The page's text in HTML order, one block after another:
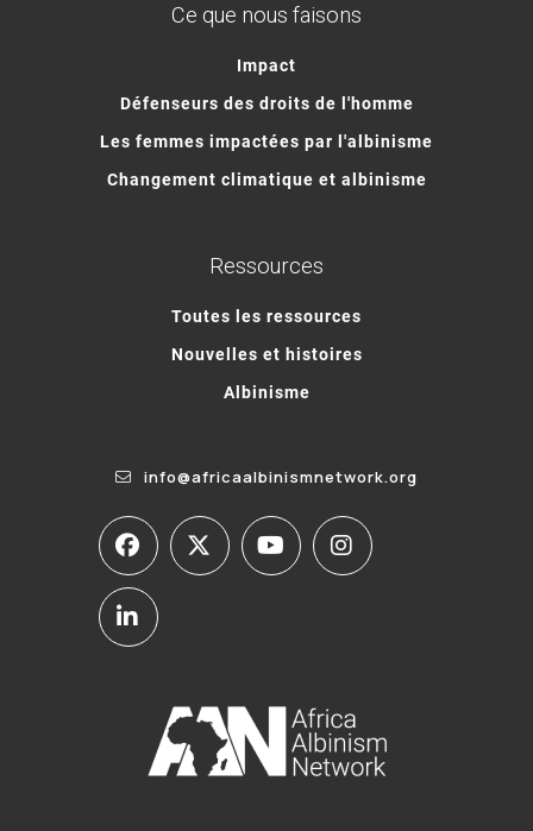
Ce que nous faisons
Impact
Défenseurs des droits de l'homme
Les femmes impactées par l'albinisme
Changement climatique et albinisme
Ressources
Toutes les ressources
Nouvelles et histoires
Albinisme
info@africaalbinismnetwork.org